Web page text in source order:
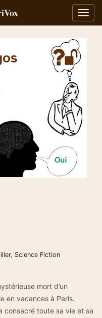
la
, Science Fiction
mort d’un
en vacances à Paris.
consacré toute sa vie et sa